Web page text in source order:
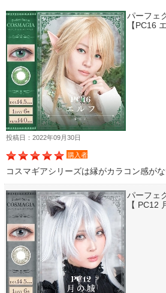
パーフェ
【PC16
投稿日：2022年09月30日
購入者
コスマギアシリーズは縁がカラコン感が
パーフェ
【 PC12